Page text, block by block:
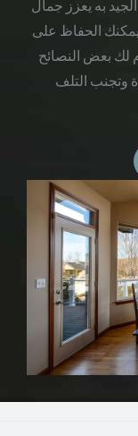
به يعزز جمال
الحفاظ على
لك بعض النصائح